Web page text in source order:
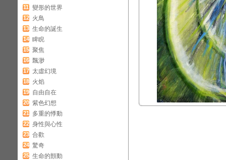
11 變形的世界
12 火鳥
13 生命的誕生
14 睥睨
15 聚焦
16 飄渺
17 太虛幻境
18 火焰
19 自由自在
20 紫色幻想
21 多重的悸動
22 身性與心性
23 合歡
24 驚奇
25 生命的顫動